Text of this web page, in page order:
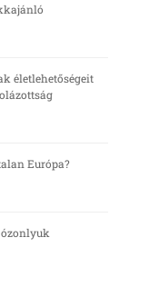
életlehetőségeit
Európa?
ózonlyuk